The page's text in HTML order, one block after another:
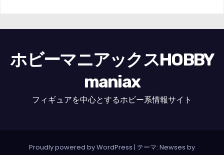
ホビーマニアックスHOBBY
maniax
フィギュアを中心とするホビー系情報サイト
Proudly powered by WordPress | テーマ: Newses by